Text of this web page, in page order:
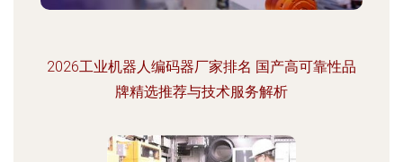
2026工业机器人编码器厂家排名 国产高可靠性品
牌精选推荐与技术服务解析